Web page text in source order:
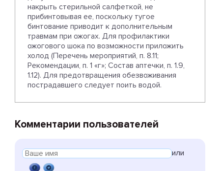
накрыть стерильной салфеткой, не
прибинтовывая ее, поскольку тугое
бинтование приводит к дополнительным
травмам при ожогах. Для профилактики
ожогового шока по возможности приложить
холод (Перечень мероприятий, п. 8.11;
Рекомендации, п. 1 «г»; Состав аптечки, п. 1.9,
1.12). Для предотвращения обезвоживания
пострадавшего следует поить водой.
Комментарии пользователей
или